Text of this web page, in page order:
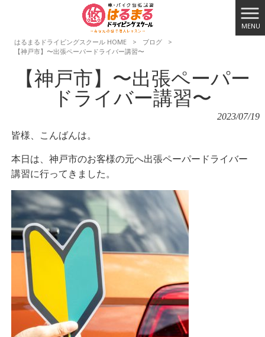
MENU
はるまるドライビングスクール HOME
> ブログ
>
【神戸市】〜出張ペーパードライバー講習〜
【神戸市】〜出張ペーパー
ドライバー講習〜
2023/07/19
皆様、こんばんは。
本日は、神戸市のお客様の元へ出張ペーパードライバー
講習に行ってきました。